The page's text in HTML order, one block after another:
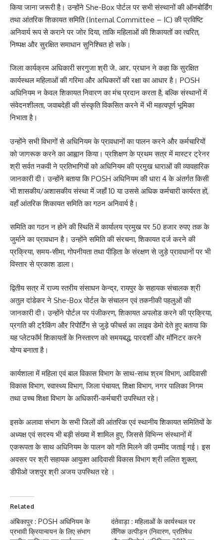
किया जाना जरूरी है। उन्होंने She-Box पोर्टल पर सभी संस्थानों की ऑनबोर्डिंग
तथा आंतरिक शिकायत समिति (Internal Committee – IC) की प्रविष्टि
अनिवार्य रूप से कराने पर जोर दिया, ताकि महिलाओं की शिकायतों का त्वरित,
निष्पक्ष और सुरक्षित समाधान सुनिश्चित हो सके।
जिला कार्यक्रम अधिकारी सरगुजा श्री जे. आर. प्रधान ने कहा कि सुरक्षित
कार्यस्थल महिलाओं की गरिमा और अधिकारों की रक्षा का आधार है। POSH
अधिनियम न केवल शिकायत निवारण का मंच प्रदान करता है, बल्कि संस्थानों में
संवेदनशीलता, जवाबदेही की संस्कृति विकसित करने में भी महत्वपूर्ण भूमिका
निभाता है।
उन्होंने सभी विभागों से अधिनियम के प्रावधानों का पालन करने और कर्मचारियों
को जागरूक करने का आह्वान किया। प्रशिक्षण के प्रथम सत्र में मास्टर ट्रेनर
श्री सर्वत नकवी ने प्रतिभागियों को अधिनियम की प्रमुख धाराओं की व्यावहारिक
जानकारी दी। उन्होंने बताया कि POSH अधिनियम की धारा 4 के अंतर्गत किसी
भी शासकीय/अशासकीय संस्था में जहाँ 10 या उससे अधिक कर्मचारी कार्यरत हों,
वहाँ आंतरिक शिकायत समिति का गठन अनिवार्य है।
समिति का गठन न होने की स्थिति में कार्यालय प्रमुख पर 50 हजार रुपए तक के
जुर्माने का प्रावधान है। उन्होंने समिति की संरचना, शिकायत दर्ज करने की
प्रक्रिया, समय-सीमा, गोपनीयता तथा पीड़िता के संरक्षण से जुड़े प्रावधानों पर भी
विस्तार से प्रकाश डाला।
द्वितीय सत्र में राज्य स्तरीय संसाधन केन्द्र, रायपुर के सहायक संचालक श्री
अतुल दांडेकर ने She-Box पोर्टल के संचालन एवं तकनीकी पहलुओं की
जानकारी दी। उन्होंने पोर्टल पर पंजीकरण, शिकायत अपलोड करने की प्रक्रिया,
प्रगति की ट्रैकिंग और रिपोर्टिंग से जुड़े फीचर्स का लाइव डेमो देते हुए बताया कि
यह प्लेटफॉर्म शिकायतों के निस्तारण को समयबद्ध, पारदर्शी और मॉनिटर करने
योग्य बनाता है।
कार्यशाला में महिला एवं बाल विकास विभाग के साथ-साथ श्रम विभाग, आदिवासी
विकास विभाग, स्वास्थ्य विभाग, जिला पंचायत, शिक्षा विभाग, नगर पालिका निगम
तथा उच्च शिक्षा विभाग के अधिकारी-कर्मचारी उपस्थित रहे।
इसके अलावा संभाग के सभी जिलों की आंतरिक एवं स्थानीय शिकायत समितियों के
अध्यक्ष एवं सदस्य भी बड़ी संख्या में शामिल हुए, जिससे विभिन्न संस्थानों में
एकरूपता के साथ अधिनियम के पालन को गति मिलने की उम्मीद जताई गई। इस
अवसर पर श्री सहायक आयुक्त आदिवासी विकास विभाग श्री ललित शुक्ला,
डीपीओ जशपुर श्री अजय उपस्थित रहे ।
Related
अंबिकापुर : POSH अधिनियम के
प्रभावी क्रियान्वयन के लिए संभाग
दंतेवाड़ा : महिलाओं के कार्यस्थल पर
लैंगिक उत्पीड़न (निवारण, प्रतिषेध